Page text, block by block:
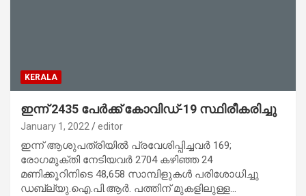
KERALA
ഇന്ന് 2435 പേര്‍ക്ക് കോവിഡ്-19 സ്ഥിരീകരിച്ചു
January 1, 2022 editor
ഇന്ന് ആശുപത്രിയില്‍ പ്രവേശിപ്പിച്ചവര്‍ 169;
രോഗമുക്തി നേടിയവര്‍ 2704 കഴിഞ്ഞ 24
മണിക്കൂറിനിടെ 48,658 സാമ്പിളുകള്‍ പരിശോധിച്ചു
ഡബ്ല്യു.ഐ.പി.ആര്‍. പത്തിന് മുകളിലുള്ള…